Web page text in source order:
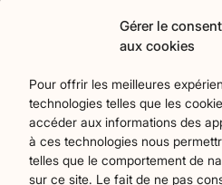
Gérer le
aux cookies
Pour offrir les meilleures
technologies telles que les
accéder aux informations des
à ces technologies nous
telles que le comportement de
sur ce site. Le fait de ne pas
Agriculture17 Art et culture256
Bien-Etre 2 chronique7
Commerces Divers
Éducation94 Évènements372